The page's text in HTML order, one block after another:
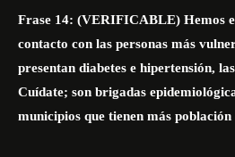
Frase 14: (VERIFICABLE) Hemos
contacto con las personas más
presentan diabetes e hipertensión,
Cuídate; son brigadas
municipios que tienen más población